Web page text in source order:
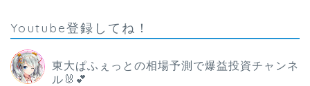
Youtube登録してね！
東大ぱふぇっとの相場予測で爆益投資チャンネ
ル🐰💕